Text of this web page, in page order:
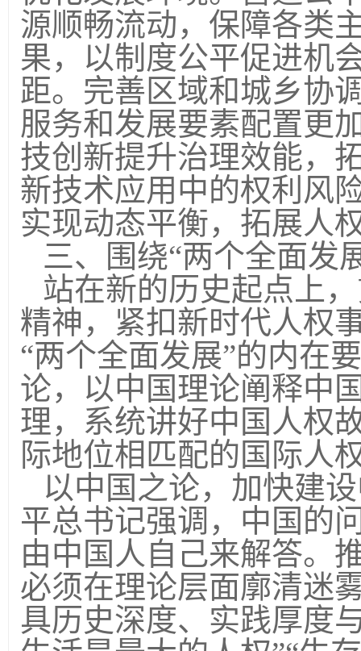
源顺畅流动，保障各类
果，以制度公平促进机
距。完善区域和城乡协
服务和发展要素配置更
技创新提升治理效能，
新技术应用中的权利风
实现动态平衡，拓展人
三、围绕“两个全面发
站在新的历史起点上
精神，紧扣新时代人权
“两个全面发展”的内在
论，以中国理论阐释中
理，系统讲好中国人权
际地位相匹配的国际人
以中国之论，加快建
平总书记强调，中国的
由中国人自己来解答。
必须在理论层面廓清迷
具历史深度、实践厚度